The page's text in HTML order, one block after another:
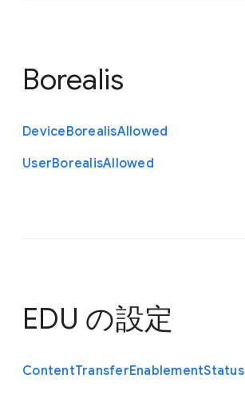
Borealis
DeviceBorealisAllowed
UserBorealisAllowed
EDU の設定
ContentTransferEnablementStatus